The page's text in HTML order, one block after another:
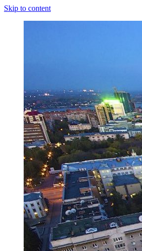
Skip to content